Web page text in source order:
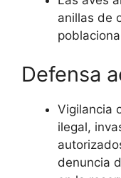
anillas de
Defensa
Vigilancia
ilegal,
denuncia